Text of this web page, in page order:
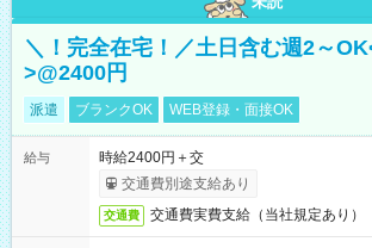
＼！完全在宅！／土日含む週2～
>@2400円
派遣 ブランクOK WEB登録・面接OK
給与
時給2400円＋交
交通費別途支給あり
交通費 交通費実費支給（当社規定あり）